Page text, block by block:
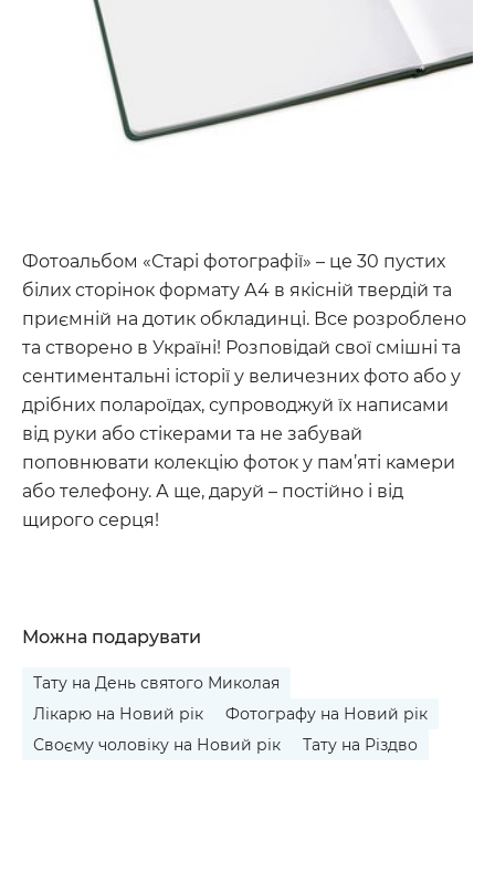
Фотоальбом «Старі фотографії» – це 30 пустих
білих сторінок формату А4 в якісній твердій та
приємній на дотик обкладинці. Все розроблено
та створено в Україні! Розповідай свої смішні та
сентиментальні історії у величезних фото або у
дрібних полароїдах, супроводжуй їх написами
від руки або стікерами та не забувай
поповнювати колекцію фоток у пам’яті камери
або телефону. А ще, даруй – постійно і від
щирого серця!
Можна подарувати
Тату на День святого Миколая
Лікарю на Новий рік
Фотографу на Новий рік
Своєму чоловіку на Новий рік
Тату на Різдво